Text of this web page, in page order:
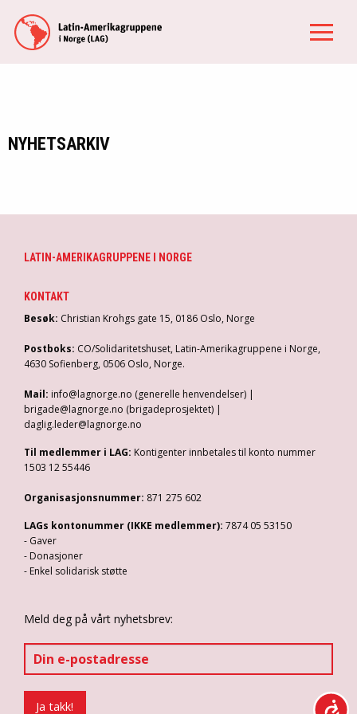
NYHETSARKIV
LATIN-AMERIKAGRUPPENE I NORGE
KONTAKT
Besøk: Christian Krohgs gate 15, 0186 Oslo, Norge
Postboks: CO/Solidaritetshuset, Latin-Amerikagruppene i Norge,
4630 Sofienberg, 0506 Oslo, Norge.
Mail: info@lagnorge.no (generelle henvendelser) |
brigade@lagnorge.no (brigadeprosjektet) |
daglig.leder@lagnorge.no
Til medlemmer i LAG: Kontigenter innbetales til konto nummer
1503 12 55446
Organisasjonsnummer: 871 275 602
LAGs kontonummer (IKKE medlemmer): 7874 05 53150
- Gaver
- Donasjoner
- Enkel solidarisk støtte
Meld deg på vårt nyhetsbrev: